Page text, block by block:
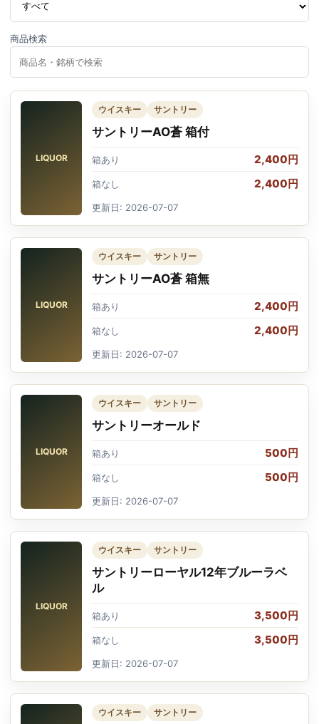
商品検索
LIQUOR
ウイスキー サントリー
サントリーAO蒼 箱付
箱あり 2,400円
箱なし 2,400円
更新日: 2026-07-07
LIQUOR
ウイスキー サントリー
サントリーAO蒼 箱無
箱あり 2,400円
箱なし 2,400円
更新日: 2026-07-07
LIQUOR
ウイスキー サントリー
サントリーオールド
箱あり 500円
箱なし 500円
更新日: 2026-07-07
LIQUOR
ウイスキー サントリー
サントリーローヤル12年ブルーラベ
ル
箱あり 3,500円
箱なし 3,500円
更新日: 2026-07-07
ウイスキー サントリー